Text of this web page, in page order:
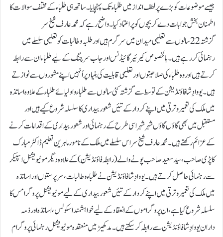
جیسے موضوعات کو بڑے پر لطف انداز میں طلباء تک پہنچایا۔ ساتھ ہی طلباء کے مختلف سوالات کا
اطمنان بخش جوابات دے کر بچوں کو پر اعتماد کیا۔واضح رہے کہ محمد عارف شیخ سر
گزشتہ 22سالوں سے تعلیمی میدان میں سرگرم ہیں اور طلبہ و طالبات کو تعلیمی سلسلے میں
رہنمائی کررہے ہیں۔ بالخصوص کیرئیر گائیڈنس اور جاب سرچنگ کے لیے طلباء ان سے رابطہ
کرتے ہیں اور وہ طلباء کی صلاحیتوں اور تعلیمی قابلیت کی بنیاد پر اُنہیں اپنے مشوروں سے نوازتے
ہیں۔ یووا دِشا فاؤنڈیشن کے توسط سےگزشتہ کئی سالوں سے طلباء و اولیائے طلباء کے علاوہ اساتذہ
میں ملک کی تعمیر و ترقی میں اپنے کردار کے تئیں شعور بیداری کا سلسلہ شروع کیے ہیں اور
مستقبل میں بھی گاؤں گاؤں شہر شہر اسی طرح کے رہنمائی اور شعور بیداری کے اقدامات کرنے
کے عزائم رکھتے ہیں۔ محمد عارف شیخ سراس سلسلے میں ملک کے نامور ماہرین تعلیم ڈاکٹر مبارک
کاپڑی صاحب ، سید سعید صاحب پونے والے( رابطہ فاؤنڈیشن) کے علاوہ دیگر موٹیویشنل اسپیکر
سے رہنمائی حاصل کرتے ہیں۔ یووا دِشافاؤنڈیشن نے طلباء و طالبات، سرپرستوں اور اساتذہ
میں ملک کی تعمیر و ترقی میں اپنے کردار کے تئیں شعور بیداری کے لیے موٹیویشنل پروگرامس کا
سلسلہ شروع کیا ہے ، ان پروگراموں کے انعقاد کے لیے خواہشمند اسکولس ، اساتذہ اور ذمہ
داران یووا دِشا فاؤنڈیشن سے رابطہ کرسکتے ہیں۔ مدکھیڑ میں منعقدہ موٹیویشنل رہنمائی پروگرام